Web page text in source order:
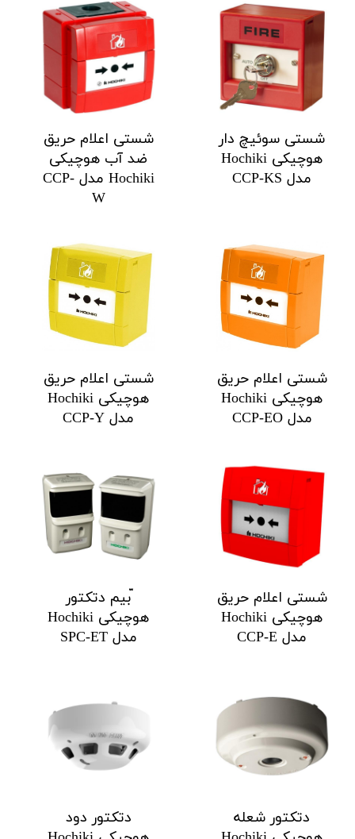
شستی سوئیچ دار
هوچیکی Hochiki
مدل CCP-KS
شستی اعلام حریق
ضد آب هوچیکی
Hochiki مدل CCP-
W
شستی اعلام حریق
هوچیکی Hochiki
مدل CCP-EO
شستی اعلام حریق
هوچیکی Hochiki
مدل CCP-Y
شستی اعلام حریق
هوچیکی Hochiki
مدل CCP-E
ّبیم دتکتور
هوچیکی Hochiki
مدل SPC-ET
دتکتور شعله
دتکتور دود